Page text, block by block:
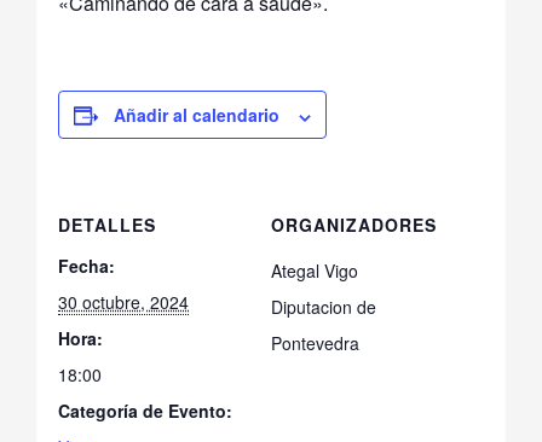
Añadir al calendario
DETALLES
Fecha:
30 octubre, 2024
Hora:
18:00
Categoría de Evento:
ORGANIZADORES
Ategal Vigo
Diputacion de
Pontevedra